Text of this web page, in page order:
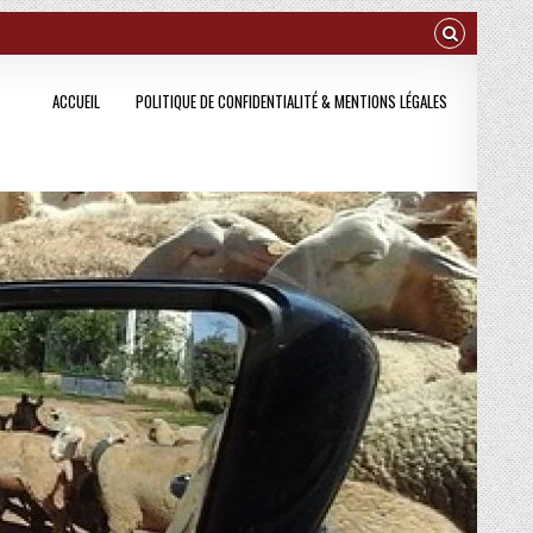
ACCUEIL POLITIQUE DE CONFIDENTIALITÉ & MENTIONS LÉGALES